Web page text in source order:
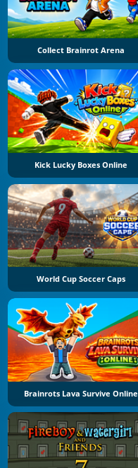
Collect Brainrot Arena
Kick Lucky Boxes Online
World Cup Soccer Caps
Brainrots Lava Survive Online